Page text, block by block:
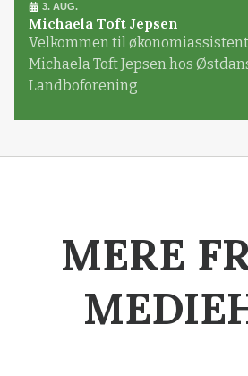
3. AUG.
Michaela Toft Jepsen
Velkommen til
Michaela Toft Jepsen hos
Landboforening
MERE